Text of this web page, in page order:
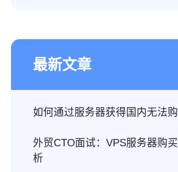
最新文章
如何通过服务器获得国内无法
外贸CTO面试：VPS服务器购
析